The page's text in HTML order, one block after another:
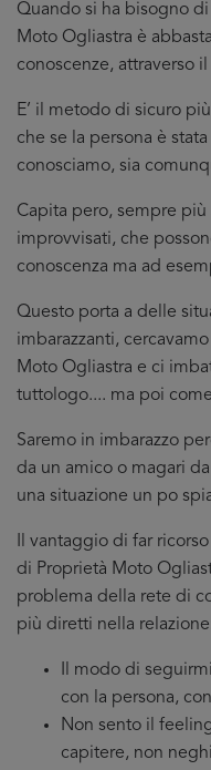
Quando si ha bisogno
Moto Ogliastra è
conoscenze, attraverso il
E’ il metodo di sicuro
che se la persona è
conosciamo, sia
Capita pero, sempre
improvvisati, che
conoscenza ma ad
Questo porta a delle
imbarazzanti,
Moto Ogliastra e ci
tuttologo.... ma poi
Saremo in imbarazzo
da un amico o magari
una situazione un po
Il vantaggio di far
di Proprietà Moto
problema della rete di
più diretti nella
Il modo di
con la persona,
Non sento il
capitere, non